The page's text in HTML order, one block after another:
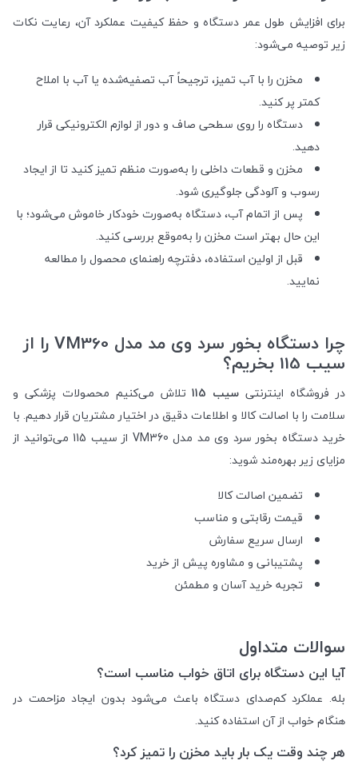
برای افزایش طول عمر دستگاه و حفظ کیفیت عملکرد آن، رعایت نکات
زیر توصیه می‌شود:
مخزن را با آب تمیز، ترجیحاً آب تصفیه‌شده یا آب با املاح
کمتر پر کنید.
دستگاه را روی سطحی صاف و دور از لوازم الکترونیکی قرار
دهید.
مخزن و قطعات داخلی را به‌صورت منظم تمیز کنید تا از ایجاد
رسوب و آلودگی جلوگیری شود.
پس از اتمام آب، دستگاه به‌صورت خودکار خاموش می‌شود؛ با
این حال بهتر است مخزن را به‌موقع بررسی کنید.
قبل از اولین استفاده، دفترچه راهنمای محصول را مطالعه
نمایید.
چرا دستگاه بخور سرد وی مد مدل VM360 را از
سیب 115 بخریم؟
در فروشگاه اینترنتی سیب 115
تلاش می‌کنیم محصولات پزشکی و
سلامت را با اصالت کالا و اطلاعات دقیق در اختیار مشتریان قرار دهیم. با
خرید دستگاه بخور سرد وی مد مدل VM360 از سیب 115 می‌توانید از
مزایای زیر بهره‌مند شوید:
تضمین اصالت کالا
قیمت رقابتی و مناسب
ارسال سریع سفارش
پشتیبانی و مشاوره پیش از خرید
تجربه خرید آسان و مطمئن
سوالات متداول
آیا این دستگاه برای اتاق خواب مناسب است؟
بله. عملکرد کم‌صدای دستگاه باعث می‌شود بدون ایجاد مزاحمت در
هنگام خواب از آن استفاده کنید.
هر چند وقت یک بار باید مخزن را تمیز کرد؟